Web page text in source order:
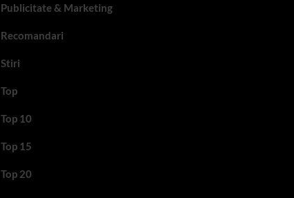
Publicitate & Marketing
Recomandari
Stiri
Top
Top 10
Top 15
Top 20